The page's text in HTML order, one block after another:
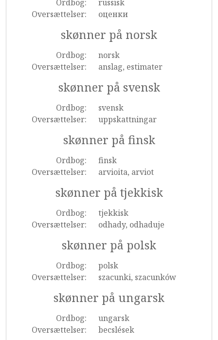
Ordbog:
russisk
Oversættelser:
оценки
skønner på norsk
Ordbog:
norsk
Oversættelser:
anslag, estimater
skønner på svensk
Ordbog:
svensk
Oversættelser:
uppskattningar
skønner på finsk
Ordbog:
finsk
Oversættelser:
arvioita, arviot
skønner på tjekkisk
Ordbog:
tjekkisk
Oversættelser:
odhady, odhaduje
skønner på polsk
Ordbog:
polsk
Oversættelser:
szacunki, szacunków
skønner på ungarsk
Ordbog:
ungarsk
Oversættelser:
becslések